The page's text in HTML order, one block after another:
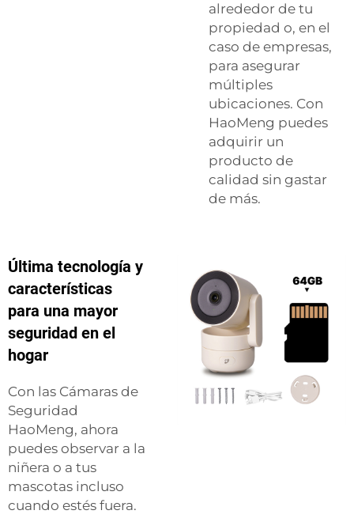
alrededor de tu
propiedad o, en el
caso de empresas,
para asegurar
múltiples
ubicaciones. Con
HaoMeng puedes
adquirir un
producto de
calidad sin gastar
de más.
Última tecnología y
características
para una mayor
seguridad en el
hogar
Con las Cámaras de
Seguridad
HaoMeng, ahora
puedes observar a la
niñera o a tus
mascotas incluso
cuando estés fuera.